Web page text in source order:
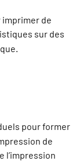
imprimer de
sur des
pour former
de
l’impression